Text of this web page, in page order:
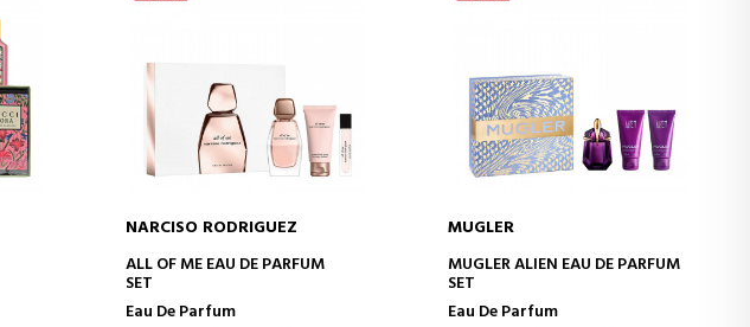
AGGIUNGI AL CARRELLO
NARCISO RODRIGUEZ
ALL OF ME EAU DE PARFUM
SET
Eau De Parfum
AGGIUNGI AL CARRELLO
MUGLER
MUGLER ALIEN EAU DE PARFUM
SET
Eau De Parfum